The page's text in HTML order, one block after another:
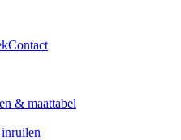
Contact
& maattabel